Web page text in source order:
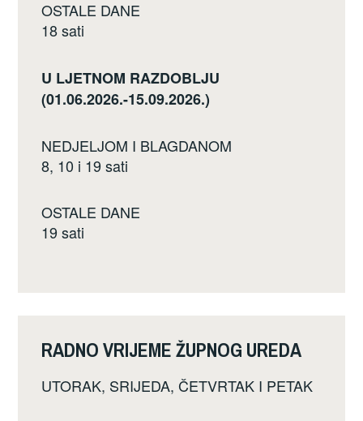
OSTALE DANE
18 sati
U LJETNOM RAZDOBLJU
(01.06.2026.-15.09.2026.)
NEDJELJOM I BLAGDANOM
8, 10 i 19 sati
OSTALE DANE
19 sati
RADNO VRIJEME ŽUPNOG UREDA
UTORAK, SRIJEDA, ČETVRTAK I PETAK